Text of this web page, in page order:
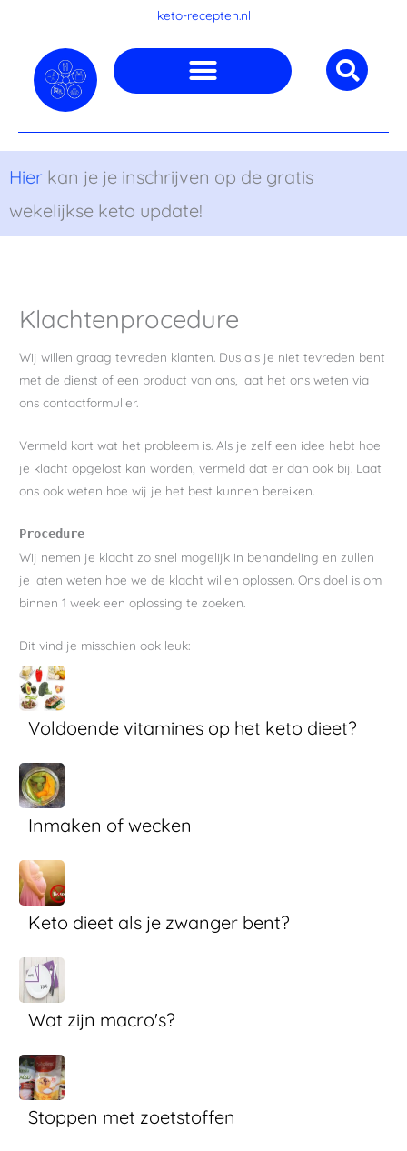
inhoud
keto-recepten.nl
Hier kan je je inschrijven op de gratis
wekelijkse keto update!
Klachtenprocedure
Wij willen graag tevreden klanten. Dus als je niet tevreden bent
met de dienst of een product van ons, laat het ons weten via
ons contactformulier.
Vermeld kort wat het probleem is. Als je zelf een idee hebt hoe
je klacht opgelost kan worden, vermeld dat er dan ook bij. Laat
ons ook weten hoe wij je het best kunnen bereiken.
Procedure
Wij nemen je klacht zo snel mogelijk in behandeling en zullen
je laten weten hoe we de klacht willen oplossen. Ons doel is om
binnen 1 week een oplossing te zoeken.
Dit vind je misschien ook leuk:
Voldoende vitamines op het keto dieet?
Inmaken of wecken
Keto dieet als je zwanger bent?
Wat zijn macro's?
Stoppen met zoetstoffen